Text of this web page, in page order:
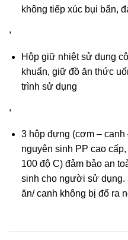
không tiếp xúc bụi bẩn,
,
Hộp giữ nhiệt sử dụng
khuẩn, giữ đồ ăn thức
trình sử dụng
,
3 hộp đựng (cơm –
nguyên sinh PP cao
100 độ C) đảm bảo an
sinh cho người sử dụng.
ăn/ canh không bị đổ ra